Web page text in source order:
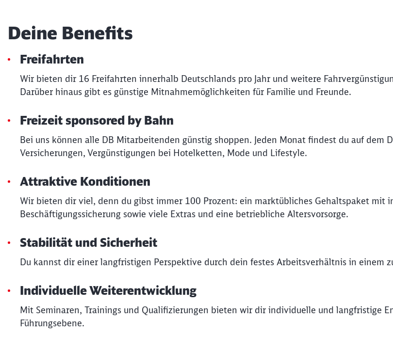
Deine Benefits
Freifahrten
Wir bieten dir 16 Freifahrten innerhalb Deutschlands pro Jahr und weitere
Darüber hinaus gibt es günstige Mitnahmemöglichkeiten für Familie und Freunde.
Freizeit sponsored by Bahn
Bei uns können alle DB Mitarbeitenden günstig shoppen. Jeden Monat findest du auf dem
Versicherungen, Vergünstigungen bei Hotelketten, Mode und Lifestyle.
Attraktive Konditionen
Wir bieten dir viel, denn du gibst immer 100 Prozent: ein marktübliches Gehaltspaket mit
Beschäftigungssicherung sowie viele Extras und eine betriebliche Altersvorsorge.
Stabilität und Sicherheit
Du kannst dir einer langfristigen Perspektive durch dein festes Arbeitsverhältnis in einem
Individuelle Weiterentwicklung
Mit Seminaren, Trainings und Qualifizierungen bieten wir dir individuelle und langfristige
Führungsebene.